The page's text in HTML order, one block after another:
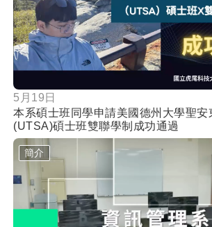
按鈕
5月19日
本系碩士班同學申請美國德州大學聖安
(UTSA)碩士班雙聯學制成功通過
簡介